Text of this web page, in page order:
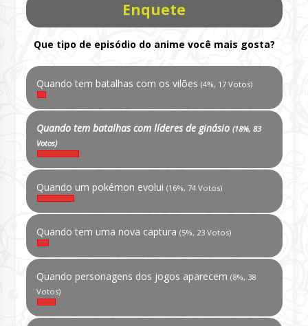
Enquete
Que tipo de episódio do anime você mais gosta?
Quando tem batalhas com os vilões (4%, 17 Votos)
Quando tem batalhas com líderes de ginásio (18%, 83
Votos)
Quando um pokémon evolui (16%, 74 Votos)
Quando tem uma nova captura (5%, 23 Votos)
Quando personagens dos jogos aparecem (8%, 38
Votos)